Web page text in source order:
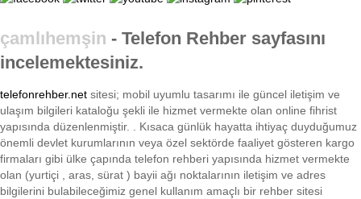
çamlıhemşin - Telefon Rehber sayfasını
incelemektesiniz.
telefonrehber.net sitesi; mobil uyumlu tasarımı ile güncel iletişim ve
ulaşım bilgileri kataloğu şekli ile hizmet vermekte olan online fihrist
yapısında düzenlenmiştir. . Kısaca günlük hayatta ihtiyaç duyduğumuz
önemli devlet kurumlarının veya özel sektörde faaliyet gösteren kargo
firmaları gibi ülke çapında telefon rehberi yapısında hizmet vermekte
olan (yurtiçi , aras, sürat ) bayii ağı noktalarının iletişim ve adres
bilgilerini bulabileceğimiz genel kullanım amaçlı bir rehber sitesi